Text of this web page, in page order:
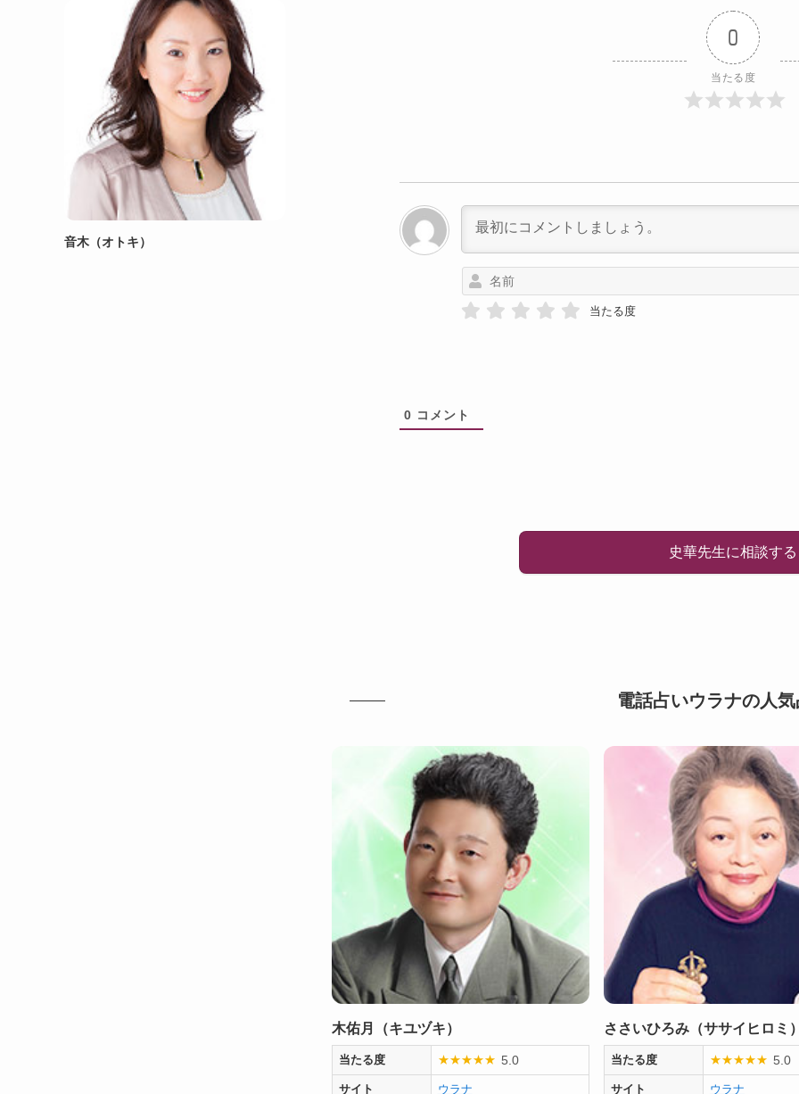
0
当たる度
当たる度
0 コメント
史華先生に相談する
電話占いウラナの人
木佑月（キユヅキ）
当たる度 ★★★★★ 5.0
サイト ウラナ
ささいひろみ（ササイヒロミ
当たる度 ★★★★★ 5.0
サイト ウラナ
音木（オトキ）